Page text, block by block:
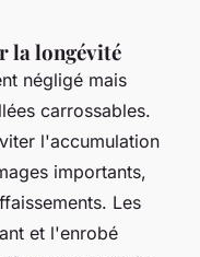
la longévité
négligé mais
carrossables.
l'accumulation
importants,
Les
et l'enrobé